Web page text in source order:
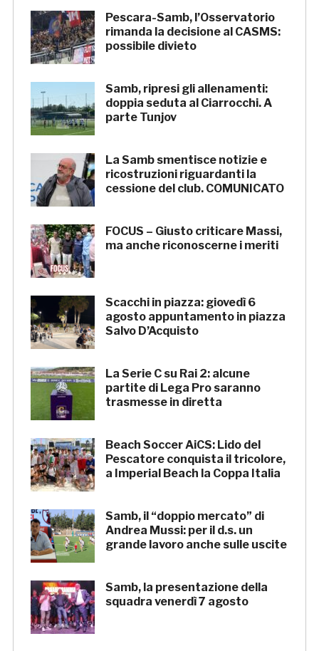
Pescara-Samb, l’Osservatorio
rimanda la decisione al CASMS:
possibile divieto
Samb, ripresi gli allenamenti:
doppia seduta al Ciarrocchi. A
parte Tunjov
La Samb smentisce notizie e
ricostruzioni riguardanti la
cessione del club. COMUNICATO
FOCUS – Giusto criticare Massi,
ma anche riconoscerne i meriti
Scacchi in piazza: giovedì 6
agosto appuntamento in piazza
Salvo D’Acquisto
La Serie C su Rai 2: alcune
partite di Lega Pro saranno
trasmesse in diretta
Beach Soccer AiCS: Lido del
Pescatore conquista il tricolore,
a Imperial Beach la Coppa Italia
Samb, il “doppio mercato” di
Andrea Mussi: per il d.s. un
grande lavoro anche sulle uscite
Samb, la presentazione della
squadra venerdì 7 agosto